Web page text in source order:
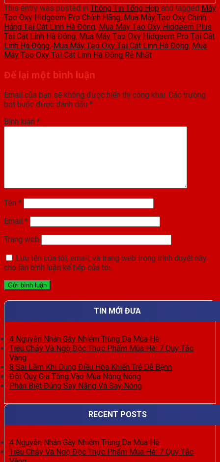
This entry was posted in Thông Tin Tổng Hợp and tagged Máy
Tạo Oxy Hidgeem Pro Chính Hãng, Mua Máy Tạo Oxy Chính
Hãng Tại Cát Linh Hà Đông, Mua Máy Tạo Oxy Hidgeem Plus
Tại Cát Linh Hà Đông, Mua Máy Tạo Oxy Hidgeem Pro Tại Cát
Linh Hà Đông, Mua Máy Tạo Oxy Tại Cát Linh Hà Đông, Mua
Máy Tạo Oxy Tại Cát Linh Hà Đông Rẻ Nhất
Để lại một bình luận
Email của bạn sẽ không được hiển thị công khai. Các trường
bắt buộc được đánh dấu *
Bình luận *
Tên *
Email *
Trang web
Lưu tên của tôi, email, và trang web trong trình duyệt này
cho lần bình luận kế tiếp của tôi.
TIN MỚI ĐƯA
4 Nguyên Nhân Gây Nhiễm Trùng Da Mùa Hè
Tiêu Chảy Và Ngộ Độc Thực Phẩm Mùa Hè: 7 Quy Tắc
Vàng
8 Sai Lầm Khi Dùng Điều Hòa Khiến Trẻ Dễ Bệnh
Đột Quỵ Gia Tăng Vào Mùa Nắng Nóng
Phân Biệt Đúng Say Nắng Và Say Nóng
RECENT POSTS
4 Nguyên Nhân Gây Nhiễm Trùng Da Mùa Hè
Tiêu Chảy Và Ngộ Độc Thực Phẩm Mùa Hè: 7 Quy Tắc